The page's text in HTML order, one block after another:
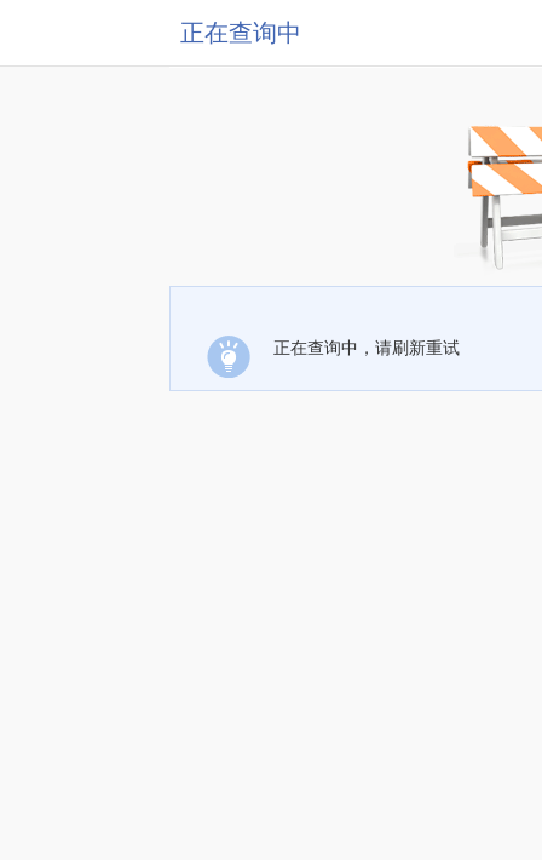
正在查询中
正在查询中，请刷新重试